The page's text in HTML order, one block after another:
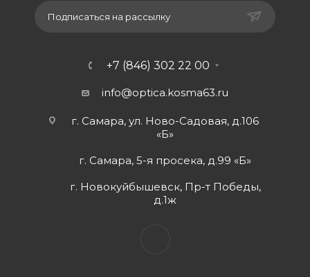
Подписаться на рассылку
+7 (846) 302 22 00
info@optica.kosma63.ru
г. Самара, ул. Ново-Садовая, д.106
«Б»
г. Самара, 5-я просека, д.99 «Б»
г. Новокуйбышевск, Пр-т Победы,
д.1ж